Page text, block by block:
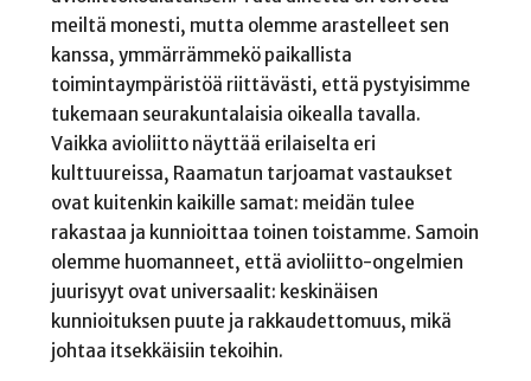
meiltä monesti, mutta olemme arastelleet sen
kanssa, ymmärrämmekö paikallista
toimintaympäristöä riittävästi, että pystyisimme
tukemaan seurakuntalaisia oikealla tavalla.
Vaikka avioliitto näyttää erilaiselta eri
kulttuureissa, Raamatun tarjoamat vastaukset
ovat kuitenkin kaikille samat: meidän tulee
rakastaa ja kunnioittaa toinen toistamme. Samoin
olemme huomanneet, että avioliitto-ongelmien
juurisyyt ovat universaalit: keskinäisen
kunnioituksen puute ja rakkaudettomuus, mikä
johtaa itsekkäisiin tekoihin.